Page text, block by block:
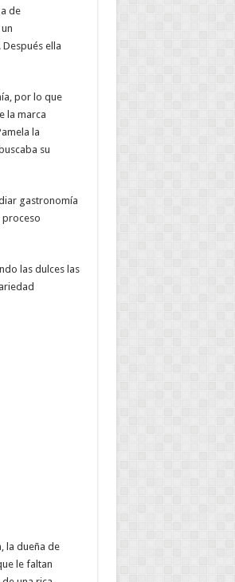
de
ella
por lo que
la marca
la
su
gastronomía
proceso
las dulces las
la dueña de
le faltan